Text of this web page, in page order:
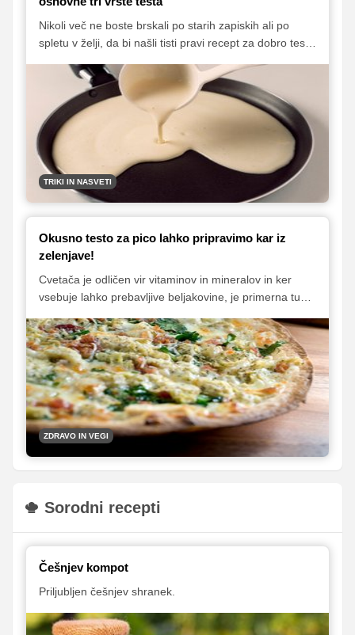
Nikoli več ne boste brskali po starih zapiskih ali po
spletu v želji, da bi našli tisti pravi recept za dobro testo
poiskali preverjeno dobre recepte za umešano,
kvašeno in vlečeno testo. Če nam ne verjamete na
besedo, da so recepti resnično najboljši, jih pa
preizkusite!
TRIKI IN NASVETI
Okusno testo za pico lahko pripravimo kar iz
zelenjave!
Cvetača je odličen vir vitaminov in mineralov in ker
vsebuje lahko prebavljive beljakovine, je primerna tudi
dietno živilo. Navadno jo uporabljamo za pripravo juh,
enolončnic, narastkov, solat in zelenjavnih pirejev. A to
seveda še zdaleč ni vse, kar lahko iz tega zdravega
živila naredimo! Verjeli ali ne, iz cvetače lahko
pripravimo celo testo za pico.
ZDRAVO IN VEGI
Sorodni recepti
Češnjev kompot
Priljubljen češnjev shranek.